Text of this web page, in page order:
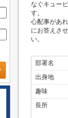
なぐキュー
す。
心配事があ
にお答えさ
い。
部署名
出身地
趣味
長所